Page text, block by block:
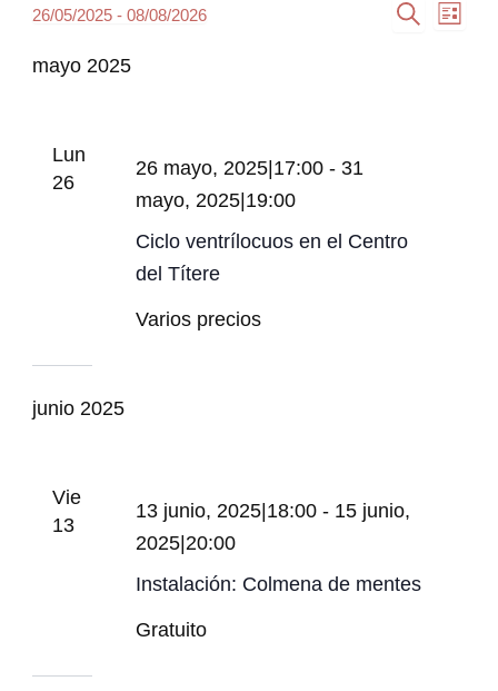
Navegación
Lista
26/05/2025 - 08/08/2026
fecha.
mayo 2025
Lun
26
Ciclo ventrílocuos en el Centro
del Títere
26 mayo, 2025|17:00 - 31
mayo, 2025|19:00
Varios precios
junio 2025
Vie
13
Instalación: Colmena de mentes
13 junio, 2025|18:00 - 15 junio,
2025|20:00
Gratuito